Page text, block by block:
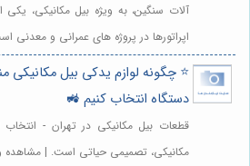
آلات سنگین، به ویژه بیل مکانیکی،
اپراتورها در پروژه های عمرانی و
⭐️ چگونه لوازم یدکی بیل مکانیکی
دستگاه انتخاب کنیم 🚜
قطعات بیل مکانیکی در تهران -
مکانیکی، تصمیمی حیاتی است. | مشاهده